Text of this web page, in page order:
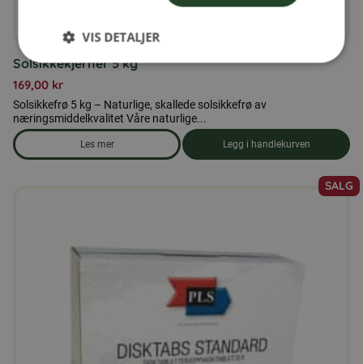
Solsikkekjerner 5 kg
169,00 kr
Solsikkefrø 5 kg – Naturlige, skallede solsikkefrø av
næringsmiddelkvalitet Våre naturlige...
Les mer
om produkten Solsikkekjerner 5 kg
Legg i handlekurven
SALG
VIS DETALJER